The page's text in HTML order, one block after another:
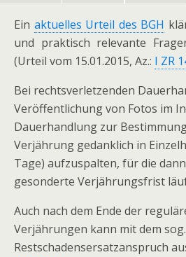
Ein aktuelles Urteil des BGH
und praktisch relevante
(Urteil vom 15.01.2015, Az.: I ZR
Bei rechtsverletzenden
Veröffentlichung von Fotos im
Dauerhandlung zur
Verjährung gedanklich in
Tage) aufzuspalten, für die
gesonderte Verjährungsfrist
Auch nach dem Ende der
Verjährungen kann mit dem sog.
Restschadensersatzanspruch